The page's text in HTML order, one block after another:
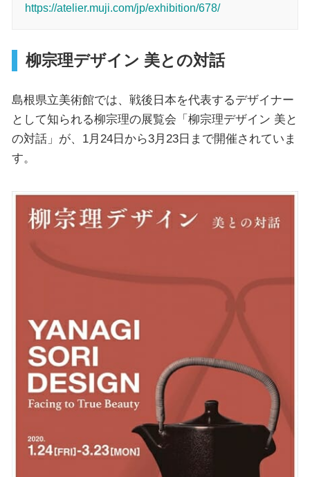
https://atelier.muji.com/jp/exhibition/678/
柳宗理デザイン 美との対話
島根県立美術館では、戦後日本を代表するデザイナー
として知られる柳宗理の展覧会「柳宗理デザイン 美と
の対話」が、1月24日から3月23日まで開催されていま
す。